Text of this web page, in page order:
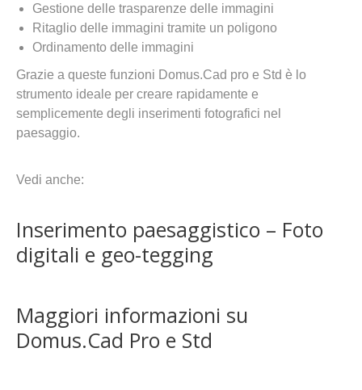
Gestione delle trasparenze delle immagini
Ritaglio delle immagini tramite un poligono
Ordinamento delle immagini
Grazie a queste funzioni Domus.Cad pro e Std è lo
strumento ideale per creare rapidamente e
semplicemente degli inserimenti fotografici nel
paesaggio.
Vedi anche:
Inserimento paesaggistico – Foto
digitali e geo-tegging
Maggiori informazioni su
Domus.Cad Pro e Std